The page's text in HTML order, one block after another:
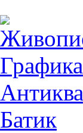
Графика
Батик